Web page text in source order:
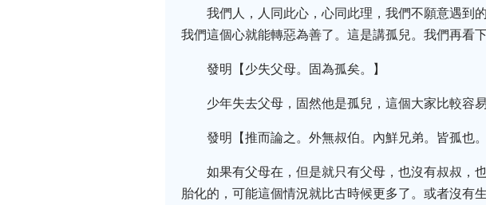
我們人，人同此心，心同此理，我們不願意遇到
我們這個心就能轉惡為善了。這是講孤兒。我們再看下
發明【少失父母。固為孤矣。】
少年失去父母，固然他是孤兒，這個大家比較容易
發明【推而論之。外無叔伯。內鮮兄弟。皆孤也。
如果有父母在，但是就只有父母，也沒有叔叔，
胎化的，可能這個情況就比古時候更多了。或者沒有